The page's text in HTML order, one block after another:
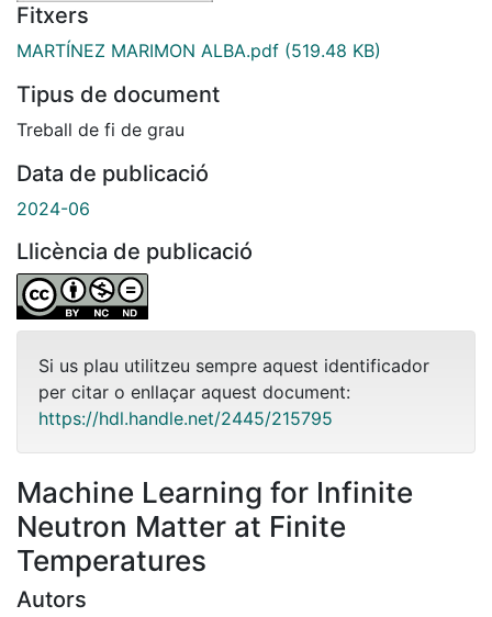
Fitxers
MARTÍNEZ MARIMON ALBA.pdf (519.48 KB)
Tipus de document
Treball de fi de grau
Data de publicació
2024-06
Llicència de publicació
Si us plau utilitzeu sempre aquest identificador
per citar o enllaçar aquest document:
https://hdl.handle.net/2445/215795
Machine Learning for Infinite
Neutron Matter at Finite
Temperatures
Autors